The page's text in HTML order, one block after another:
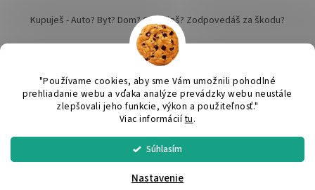
"Používame cookies, aby sme Vám umožnili pohodlné
prehliadanie webu a vďaka analýze prevádzky webu neustále
zlepšovali jeho funkcie, výkon a použiteľnosť."
Viac informáciítu.
Súhlasím
Nastavenie
SPRACUJEME a ODOŠLEME do 24 hodín v pracovný deň. Praktický
DARČEK ku KAŽDEJ objednávke nad 50€. Nákup nad 60€ DOPRAVA
Kupuješ - Auto? Byt? Dom? Cestuješ? Zodpovedáš za škodu?
Vytvoril Shoptet
FEŠI AUTO - pekné robíme dokonalým
práva vyhradené.Upraviť nastavenie cookies